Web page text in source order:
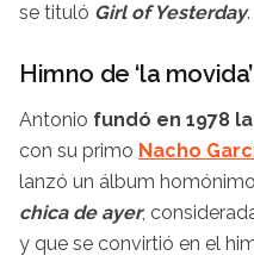
se tituló Girl of Yesterday.
Himno de ‘la movida’
Antonio fundó en 1978
con su primo Nacho
lanzó un álbum
chica de ayer,
y que se convirtió en el